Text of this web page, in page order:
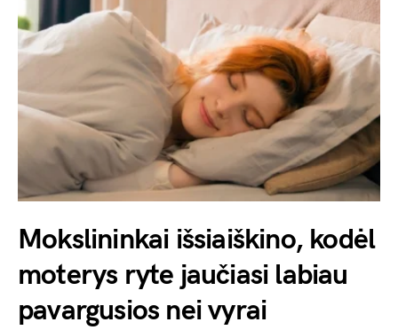
Mokslininkai išsiaiškino, kodėl
moterys ryte jaučiasi labiau
pavargusios nei vyrai